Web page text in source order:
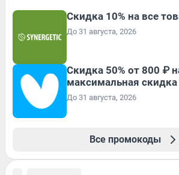
Скидка 10% на все
До 31 августа, 2026
Скидка 50% от 800 ₽
максимальная
До 31 августа, 2026
Все промокоды